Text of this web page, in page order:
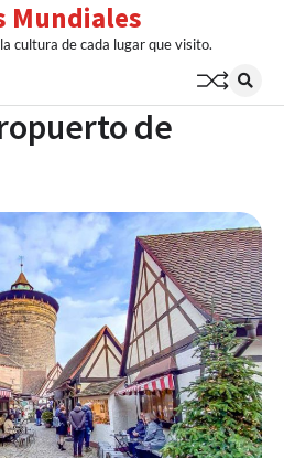
Mundiales
cultura de cada lugar que visito.
de